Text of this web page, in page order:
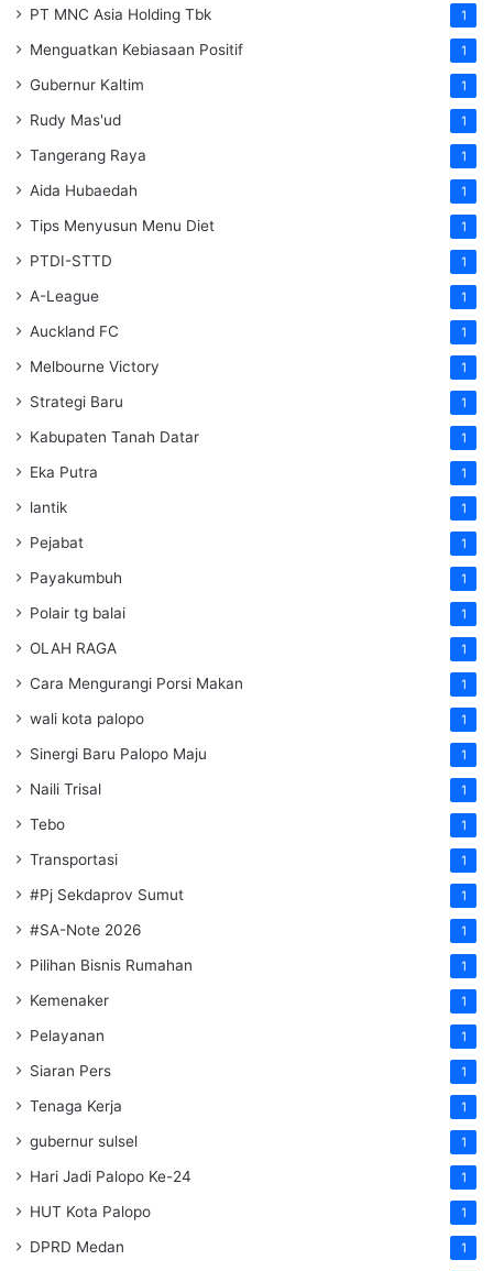
PT MNC Asia Holding Tbk 1
Menguatkan Kebiasaan Positif 1
Gubernur Kaltim 1
Rudy Mas'ud 1
Tangerang Raya 1
Aida Hubaedah 1
Tips Menyusun Menu Diet 1
PTDI-STTD 1
A-League 1
Auckland FC 1
Melbourne Victory 1
Strategi Baru 1
Kabupaten Tanah Datar 1
Eka Putra 1
lantik 1
Pejabat 1
Payakumbuh 1
Polair tg balai 1
OLAH RAGA 1
Cara Mengurangi Porsi Makan 1
wali kota palopo 1
Sinergi Baru Palopo Maju 1
Naili Trisal 1
Tebo 1
Transportasi 1
#Pj Sekdaprov Sumut 1
#SA-Note 2026 1
Pilihan Bisnis Rumahan 1
Kemenaker 1
Pelayanan 1
Siaran Pers 1
Tenaga Kerja 1
gubernur sulsel 1
Hari Jadi Palopo Ke-24 1
HUT Kota Palopo 1
DPRD Medan 1